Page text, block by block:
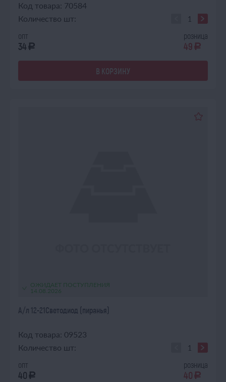
Код товара: 70584
Количество шт:
опт
34 a
розница
49 a
В КОРЗИНУ
ОЖИДАЕТ ПОСТУПЛЕНИЯ
14.08.2026
А/л 12-21Светодиод (пиранья)
Код товара: 09523
Количество шт:
опт
40 a
розница
40 a